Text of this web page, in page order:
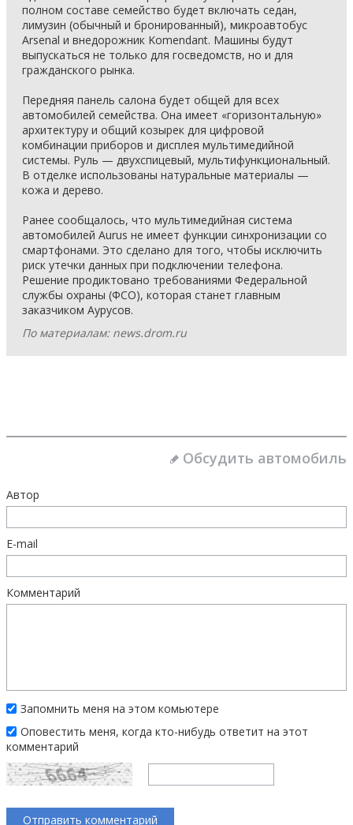
полном составе семейство будет включать седан,
лимузин (обычный и бронированный), микроавтобус
Arsenal и внедорожник Komendant. Машины будут
выпускаться не только для госведомств, но и для
гражданского рынка.
Передняя панель салона будет общей для всех
автомобилей семейства. Она имеет «горизонтальную»
архитектуру и общий козырек для цифровой
комбинации приборов и дисплея мультимедийной
системы. Руль — двухспицевый, мультифункциональный.
В отделке использованы натуральные материалы —
кожа и дерево.
Ранее сообщалось, что мультимедийная система
автомобилей Aurus не имеет функции синхронизации со
смартфонами. Это сделано для того, чтобы исключить
риск утечки данных при подключении телефона.
Решение продиктовано требованиями Федеральной
службы охраны (ФСО), которая станет главным
заказчиком Аурусов.
По материалам: news.drom.ru
Обсудить автомобиль
Автор
E-mail
Комментарий
Запомнить меня на этом комьютере
Оповестить меня, когда кто-нибудь ответит на этот
комментарий